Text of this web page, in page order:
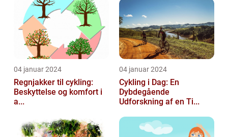
04 januar 2024
Regnjakker til cykling:
Beskyttelse og komfort i
a...
04 januar 2024
Cykling i Dag: En
Dybdegående
Udforskning af en Ti...